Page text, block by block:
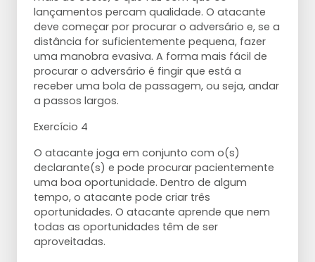
lançamentos percam qualidade. O atacante
deve começar por procurar o adversário e, se a
distância for suficientemente pequena, fazer
uma manobra evasiva. A forma mais fácil de
procurar o adversário é fingir que está a
receber uma bola de passagem, ou seja, andar
a passos largos.
Exercício 4
O atacante joga em conjunto com o(s)
declarante(s) e pode procurar pacientemente
uma boa oportunidade. Dentro de algum
tempo, o atacante pode criar três
oportunidades. O atacante aprende que nem
todas as oportunidades têm de ser
aproveitadas.